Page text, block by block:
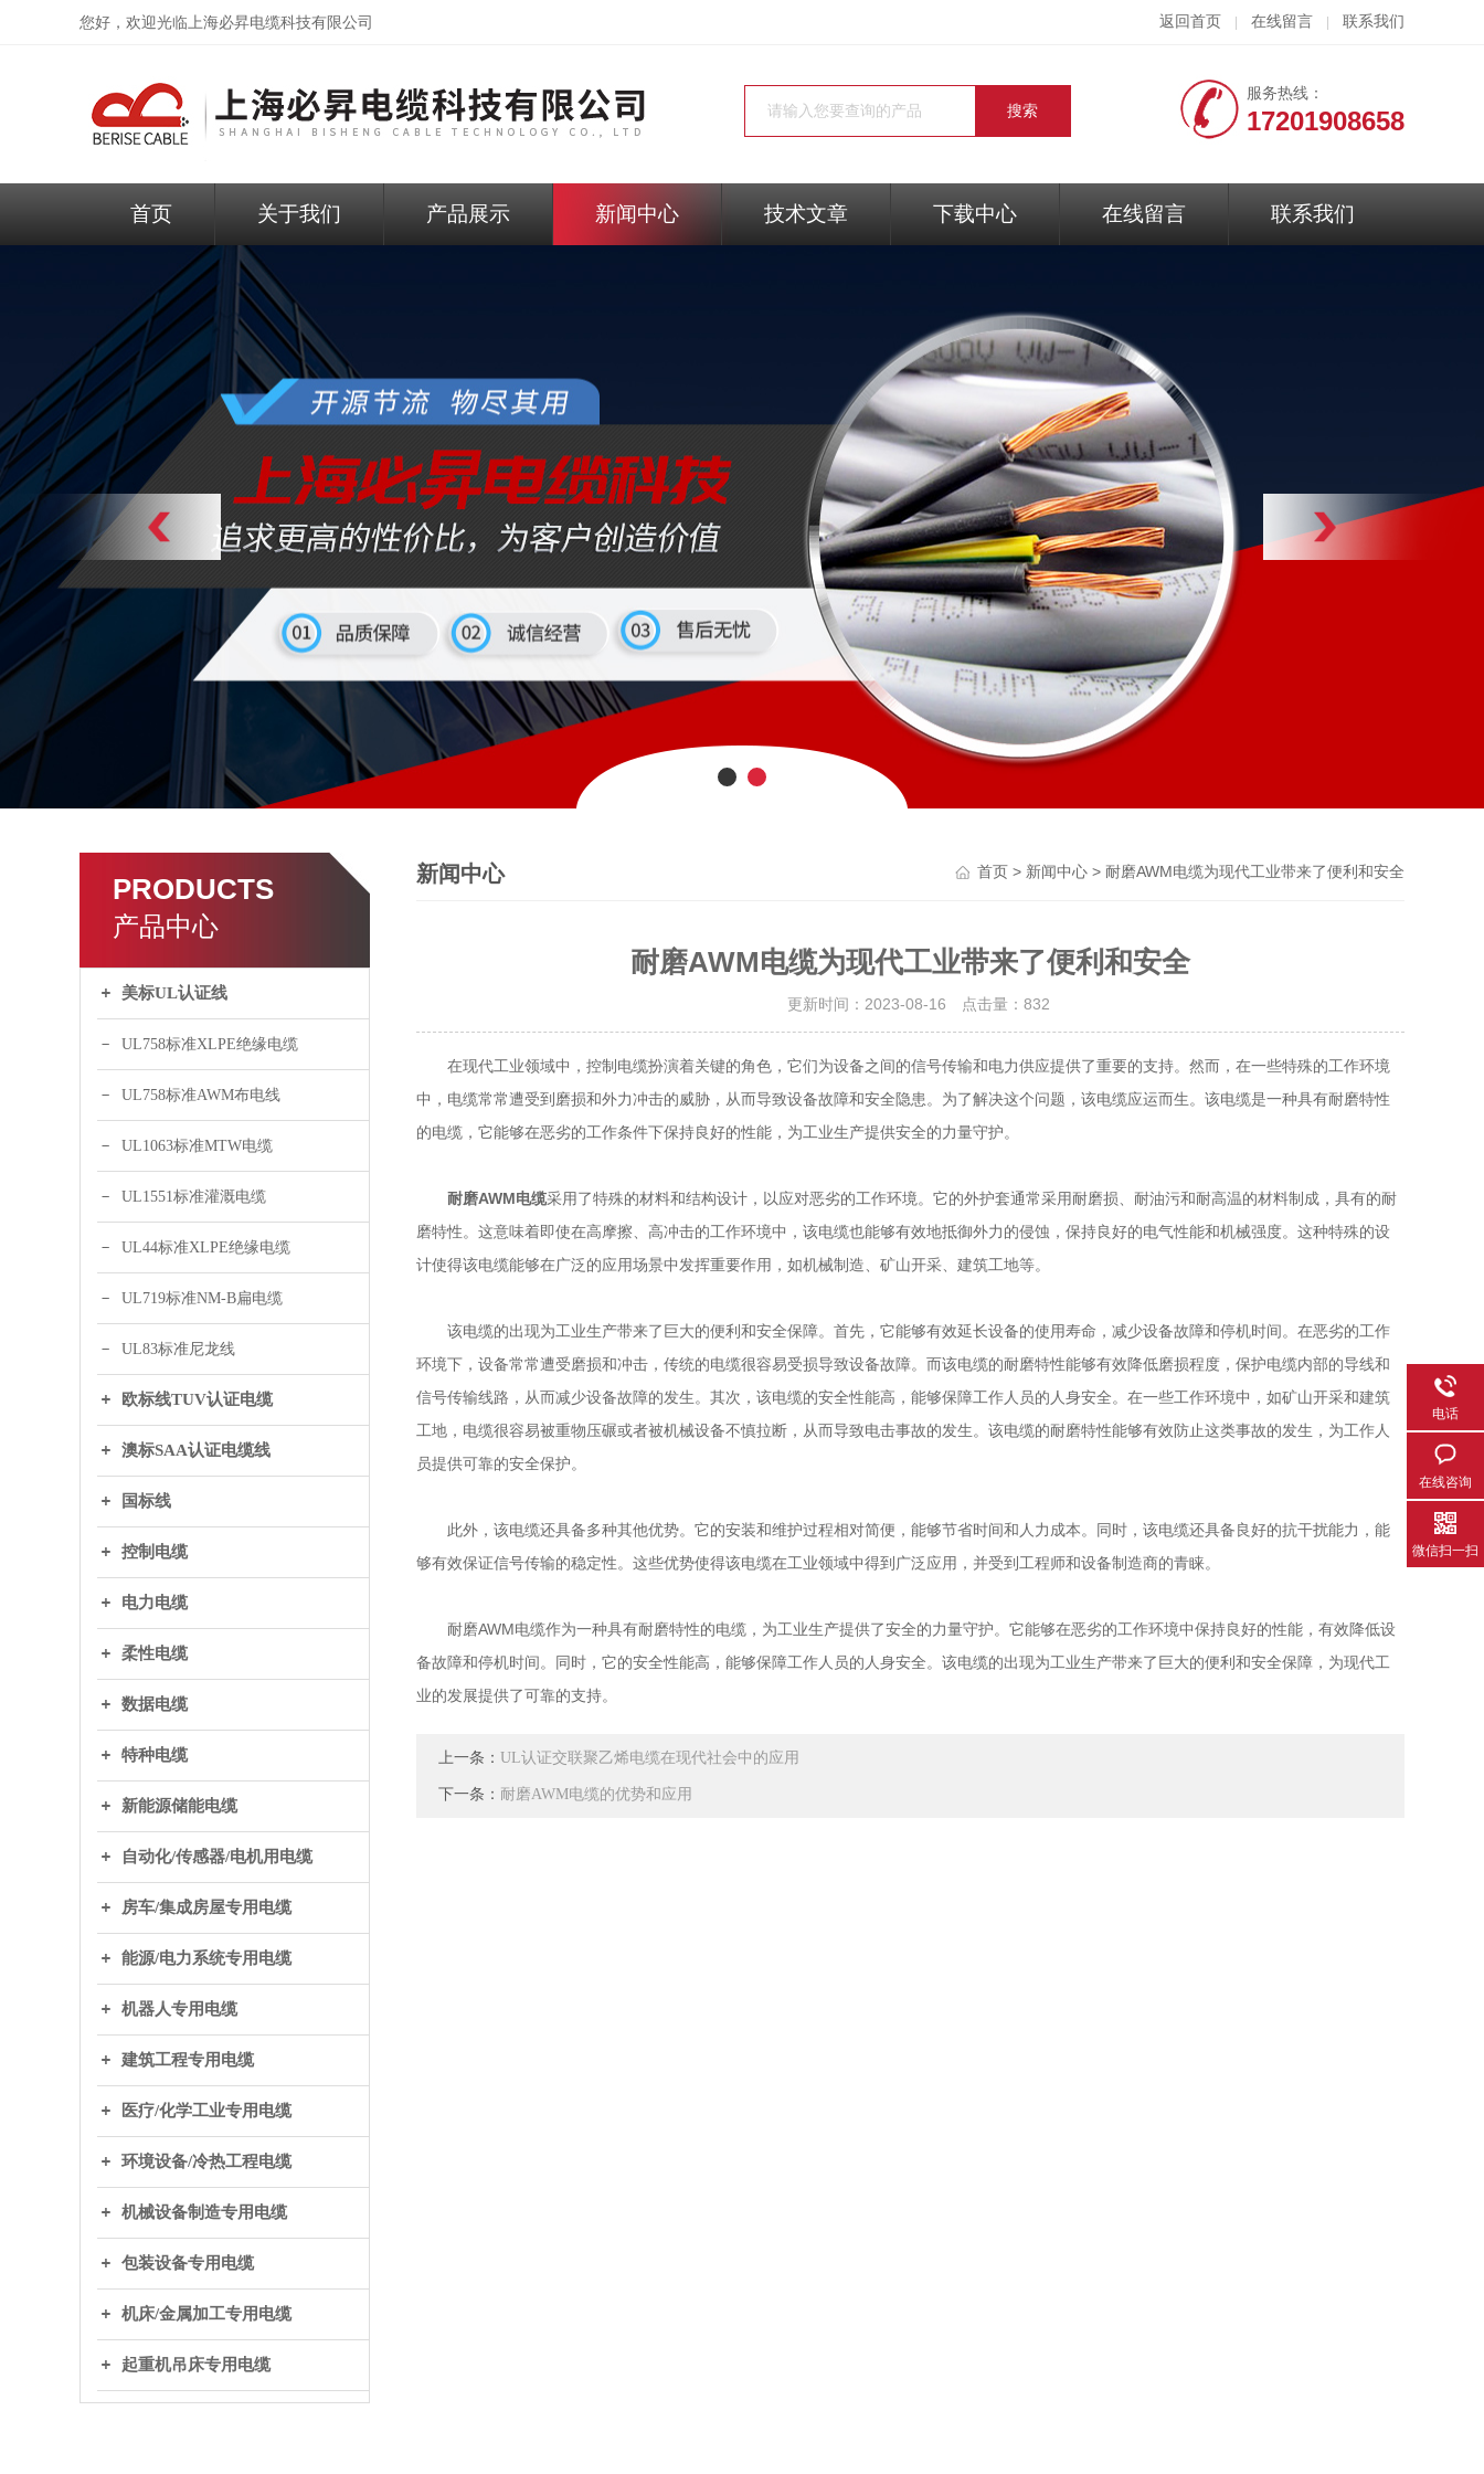
您好，欢迎光临上海必昇电缆科技有限公司 返回首页 在线留言 联系我们
服务热线：
17201908658
首页 关于我们 产品展示 新闻中心 技术文章 下载中心 在线留言 联系我们
PRODUCTS
产品中心
美标UL认证线
UL758标准XLPE绝缘电缆
UL758标准AWM布电线
UL1063标准MTW电缆
UL1551标准灌溉电缆
UL44标准XLPE绝缘电缆
UL719标准NM-B扁电缆
UL83标准尼龙线
欧标线TUV认证电缆
澳标SAA认证电缆线
国标线
控制电缆
电力电缆
柔性电缆
数据电缆
特种电缆
新能源储能电缆
自动化/传感器/电机用电缆
房车/集成房屋专用电缆
能源/电力系统专用电缆
机器人专用电缆
建筑工程专用电缆
医疗/化学工业专用电缆
环境设备/冷热工程电缆
机械设备制造专用电缆
包装设备专用电缆
机床/金属加工专用电缆
起重机吊床专用电缆
新闻中心 首页 > 新闻中心 > 耐磨AWM电缆为现代工业带来了便利和安全
耐磨AWM电缆为现代工业带来了便利和安全
更新时间：2023-08-16 点击量： 832
在现代工业领域中，控制电缆扮演着关键的角色，它们为设备之间的信号传输和电力供应提供了重要的支持。然而，在一些特殊的工作环境
中，电缆常常遭受到磨损和外力冲击的威胁，从而导致设备故障和安全隐患。为了解决这个问题，该电缆应运而生。该电缆是一种具有耐磨特性
的电缆，它能够在恶劣的工作条件下保持良好的性能，为工业生产提供安全的力量守护。
耐磨AWM电缆采用了特殊的材料和结构设计，以应对恶劣的工作环境。它的外护套通常采用耐磨损、耐油污和耐高温的材料制成，具有的耐
磨特性。这意味着即使在高摩擦、高冲击的工作环境中，该电缆也能够有效地抵御外力的侵蚀，保持良好的电气性能和机械强度。这种特殊的设
计使得该电缆能够在广泛的应用场景中发挥重要作用，如机械制造、矿山开采、建筑工地等。
该电缆的出现为工业生产带来了巨大的便利和安全保障。首先，它能够有效延长设备的使用寿命，减少设备故障和停机时间。在恶劣的工作
环境下，设备常常遭受磨损和冲击，传统的电缆很容易受损导致设备故障。而该电缆的耐磨特性能够有效降低磨损程度，保护电缆内部的导线和
信号传输线路，从而减少设备故障的发生。其次，该电缆的安全性能高，能够保障工作人员的人身安全。在一些工作环境中，如矿山开采和建筑
工地，电缆很容易被重物压碾或者被机械设备不慎拉断，从而导致电击事故的发生。该电缆的耐磨特性能够有效防止这类事故的发生，为工作人
员提供可靠的安全保护。
此外，该电缆还具备多种其他优势。它的安装和维护过程相对简便，能够节省时间和人力成本。同时，该电缆还具备良好的抗干扰能力，能
够有效保证信号传输的稳定性。这些优势使得该电缆在工业领域中得到广泛应用，并受到工程师和设备制造商的青睐。
耐磨AWM电缆作为一种具有耐磨特性的电缆，为工业生产提供了安全的力量守护。它能够在恶劣的工作环境中保持良好的性能，有效降低设
备故障和停机时间。同时，它的安全性能高，能够保障工作人员的人身安全。该电缆的出现为工业生产带来了巨大的便利和安全保障，为现代工
业的发展提供了可靠的支持。
上一条： UL认证交联聚乙烯电缆在现代社会中的应用
下一条： 耐磨AWM电缆的优势和应用
电话
在线咨询
微信扫一扫